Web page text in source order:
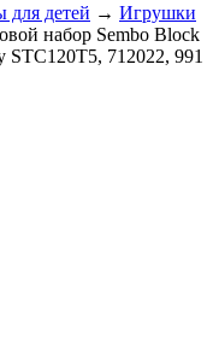
для детей → Игрушки
набор Sembo Block
STC120T5, 712022, 991